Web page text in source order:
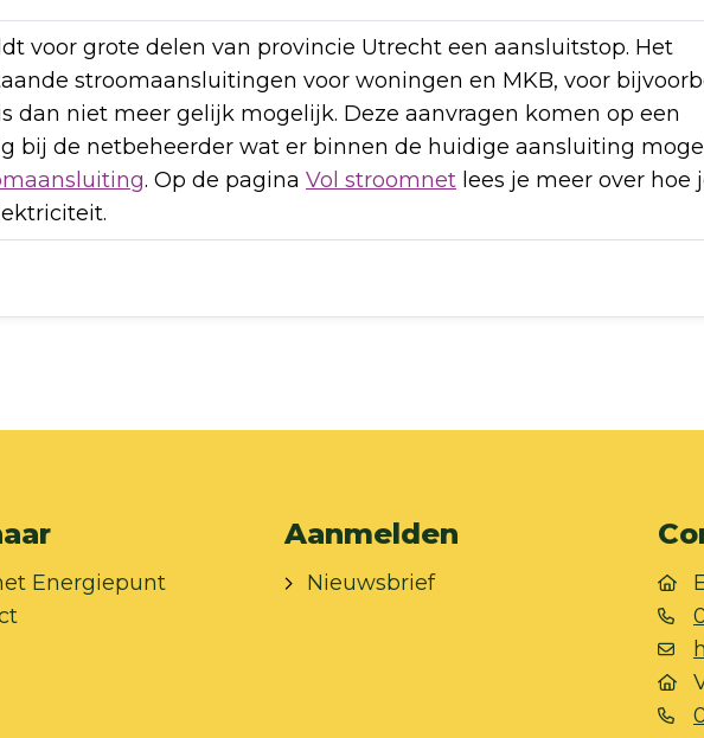
voor grote delen van provincie Utrecht een aansluitstop. Het
stroomaansluitingen voor woningen en MKB, voor
dan niet meer gelijk mogelijk. Deze aanvragen komen op een
bij de netbeheerder wat er binnen de huidige aansluiting
. Op de pagina Vol stroomnet lees je meer over hoe
Energiepunt
Aanmelden
Nieuwsbrief